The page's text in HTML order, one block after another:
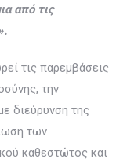
από τις
τις παρεμβάσεις
την
διεύρυνση της
των
καθεστώτος και